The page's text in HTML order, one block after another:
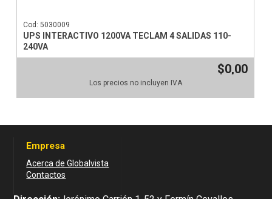
Cod: 5030009
UPS INTERACTIVO 1200VA TECLAM 4 SALIDAS 110-
240VA
$0,00
Los precios no incluyen IVA
Empresa
Acerca de Globalvista
Contactos